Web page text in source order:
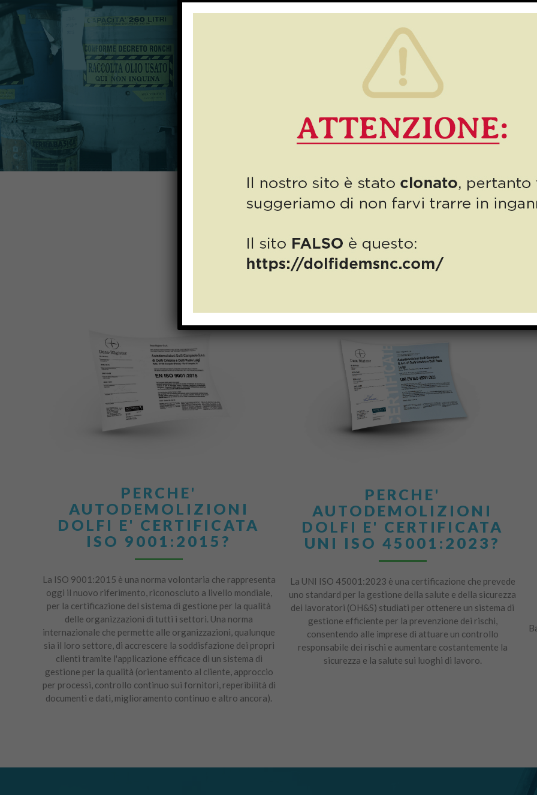
PERCHE'
AUTODEMOLIZIONI
DOLFI E' CERTIFICATA
ISO 9001:2015?
La ISO 9001:2015 è una norma volontaria che rappresenta
oggi il nuovo riferimento, riconosciuto a livello mondiale,
per la certificazione del sistema di gestione per la qualità
delle organizzazioni di tutti i settori. Una norma
internazionale che permette alle organizzazioni, qualunque
sia il loro settore, di accrescere la soddisfazione dei propri
clienti tramite l'applicazione efficace di un sistema di
gestione per la qualità (orientamento al cliente, approccio
per processi, controllo continuo sui fornitori, reperibilità di
documenti e dati, miglioramento continuo e altro ancora).
PERCHE'
AUTODEMOLIZIONI
DOLFI E' CERTIFICATA
UNI ISO 45001:2023?
La UNI ISO 45001:2023 è una certificazione che prevede
uno standard per la gestione della salute e della sicurezza
dei lavoratori (OH&S) studiati per ottenere un sistema di
gestione efficiente per la prevenzione dei rischi,
consentendo alle imprese di attuare un controllo
responsabile dei rischi e aumentare costantemente la
sicurezza e la salute sui luoghi di lavoro.